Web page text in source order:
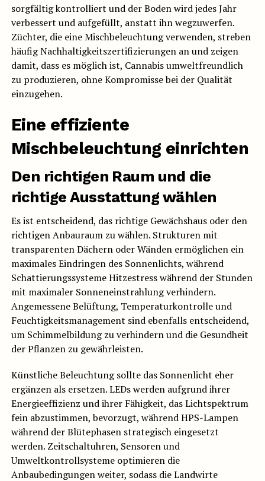
sorgfältig kontrolliert und der Boden wird jedes Jahr
verbessert und aufgefüllt, anstatt ihn wegzuwerfen.
Züchter, die eine Mischbeleuchtung verwenden, streben
häufig Nachhaltigkeitszertifizierungen an und zeigen
damit, dass es möglich ist, Cannabis umweltfreundlich
zu produzieren, ohne Kompromisse bei der Qualität
einzugehen.
Eine effiziente
Mischbeleuchtung einrichten
Den richtigen Raum und die
richtige Ausstattung wählen
Es ist entscheidend, das richtige Gewächshaus oder den
richtigen Anbauraum zu wählen. Strukturen mit
transparenten Dächern oder Wänden ermöglichen ein
maximales Eindringen des Sonnenlichts, während
Schattierungssysteme Hitzestress während der Stunden
mit maximaler Sonneneinstrahlung verhindern.
Angemessene Belüftung, Temperaturkontrolle und
Feuchtigkeitsmanagement sind ebenfalls entscheidend,
um Schimmelbildung zu verhindern und die Gesundheit
der Pflanzen zu gewährleisten.
Künstliche Beleuchtung sollte das Sonnenlicht eher
ergänzen als ersetzen. LEDs werden aufgrund ihrer
Energieeffizienz und ihrer Fähigkeit, das Lichtspektrum
fein abzustimmen, bevorzugt, während HPS-Lampen
während der Blütephasen strategisch eingesetzt
werden. Zeitschaltuhren, Sensoren und
Umweltkontrollsysteme optimieren die
Anbaubedingungen weiter, sodass die Landwirte